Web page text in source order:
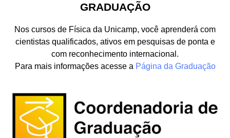
GRADUAÇÃO
Nos cursos de Física da Unicamp, você aprenderá com
cientistas qualificados, ativos em pesquisas de ponta e
com reconhecimento internacional.
Para mais informações acesse a Página da Graduação